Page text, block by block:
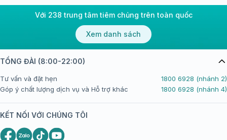
Với 238 trung tâm tiêm chủng trên toàn quốc
Xem danh sách
TỔNG ĐÀI (8:00-22:00)
Tư vấn và đặt hẹn
1800 6928 (nhánh 2)
Góp ý chất lượng dịch vụ và Hỗ trợ khác
1800 6928 (nhánh 4)
KẾT NỐI VỚI CHÚNG TÔI